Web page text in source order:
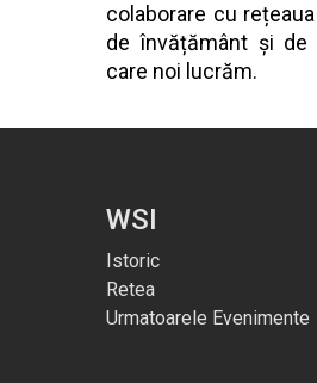
colaborare cu
de învățământ și de
care noi lucrăm.
WSI
Istoric
Retea
Urmatoarele Evenimente